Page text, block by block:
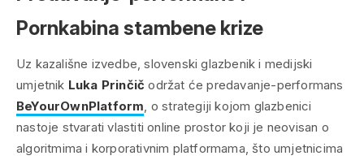
Pornkabina stambene krize
Uz kazališne izvedbe, slovenski glazbenik i medijski
umjetnik Luka Prinčič održat će predavanje-performans
BeYourOwnPlatform, o strategiji kojom glazbenici
nastoje stvarati vlastiti online prostor koji je neovisan o
algoritmima i korporativnim platformama, što umjetnicima